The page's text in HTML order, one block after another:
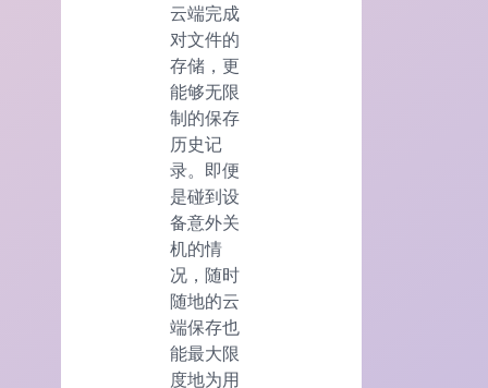
云端完成
对文件的
存储，更
能够无限
制的保存
历史记
录。即便
是碰到设
备意外关
机的情
况，随时
随地的云
端保存也
能最大限
度地为用